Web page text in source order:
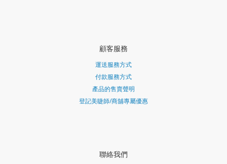
顧客服務
運送服務方式
付款服務方式
產品的售賣聲明
登記美睫師/商舖專屬優惠
聯絡我們